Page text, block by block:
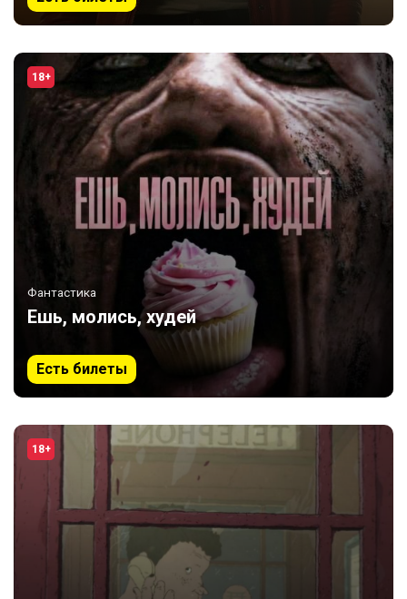
18+
Фантастика
Ешь, молись, худей
Есть билеты
18+